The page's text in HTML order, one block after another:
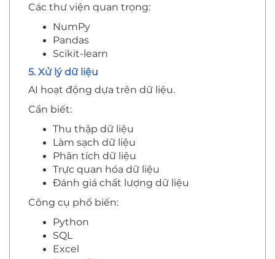
Các thư viện quan trọng:
NumPy
Pandas
Scikit-learn
5. Xử lý dữ liệu
AI hoạt động dựa trên dữ liệu.
Cần biết:
Thu thập dữ liệu
Làm sạch dữ liệu
Phân tích dữ liệu
Trực quan hóa dữ liệu
Đánh giá chất lượng dữ liệu
Công cụ phổ biến:
Python
SQL
Excel